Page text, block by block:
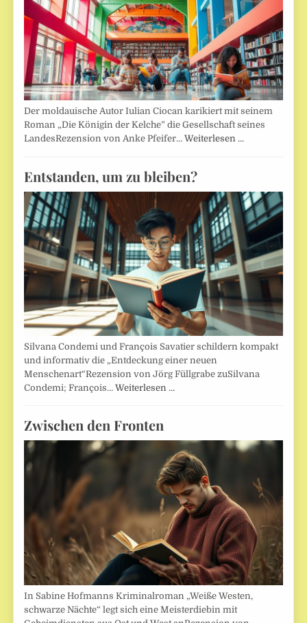
Der moldauische Autor Iulian Ciocan karikiert mit seinem
Roman „Die Königin der Kelche” die Gesellschaft seines
LandesRezension von Anke Pfeifer…Weiterlesen …
Entstanden, um zu bleiben?
Silvana Condemi und François Savatier schildern kompakt
und informativ die „Entdeckung einer neuen
Menschenart“Rezension von Jörg Füllgrabe zuSilvana
Condemi; François…Weiterlesen …
Zwischen den Fronten
In Sabine Hofmanns Kriminalroman „Weiße Westen,
schwarze Nächte“ legt sich eine Meisterdiebin mit